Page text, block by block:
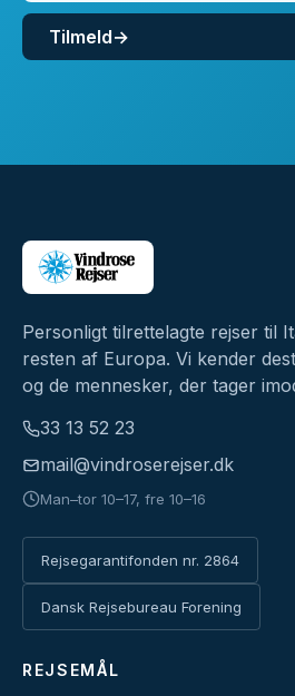
Tilmeld→
Personligt tilrettelagte rejser til
resten af Europa. Vi kender
og de mennesker, der tager
33 13 52 23
mail@vindroserejser.dk
Man–tor 10–17, fre 10–16
Rejsegarantifonden nr. 2864
Dansk Rejsebureau Forening
REJSEMÅL